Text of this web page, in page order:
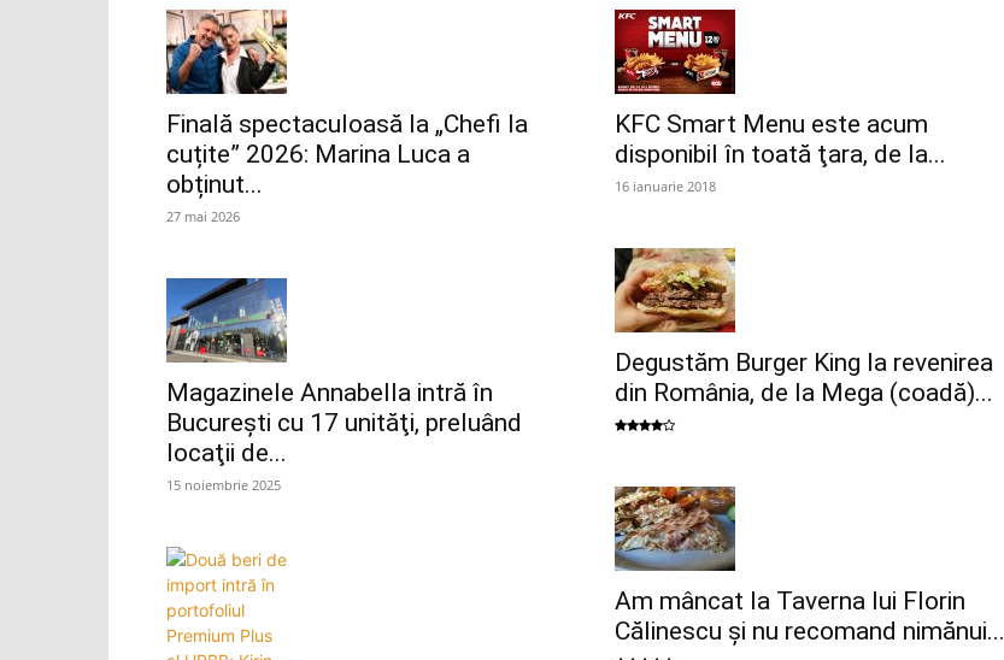
Finală spectaculoasă la „Chefi la
cuțite” 2026: Marina Luca a
obținut...
27 mai 2026
Magazinele Annabella intră în
Bucureşti cu 17 unităţi, preluând
locaţii de...
15 noiembrie 2025
KFC Smart Menu este acum
disponibil în toată ţara, de la...
16 ianuarie 2018
Degustăm Burger King la revenirea
din România, de la Mega (coadă)...
Am mâncat la Taverna lui Florin
Călinescu şi nu recomand nimănui...